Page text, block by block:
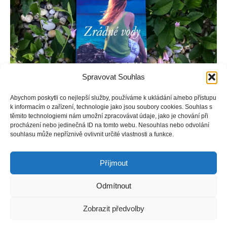
Spravovat Souhlas
Abychom poskytli co nejlepší služby, používáme k ukládání a/nebo přístupu
k informacím o zařízení, technologie jako jsou soubory cookies. Souhlas s
těmito technologiemi nám umožní zpracovávat údaje, jako je chování při
procházení nebo jedinečná ID na tomto webu. Nesouhlas nebo odvolání
souhlasu může nepříznivě ovlivnit určité vlastnosti a funkce.
Příjmout
Odmítnout
Zobrazit předvolby
Po tragické ztrátě rodičů se Kate jen neochotně vrací k
potápění, aby pomohla svému bratrovi zachránit rodinný
na mořském dně.
SEO